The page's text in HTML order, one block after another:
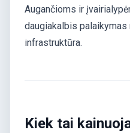
Augančioms ir
daugiakalbis palaikymas
infrastruktūra.
Kiek tai